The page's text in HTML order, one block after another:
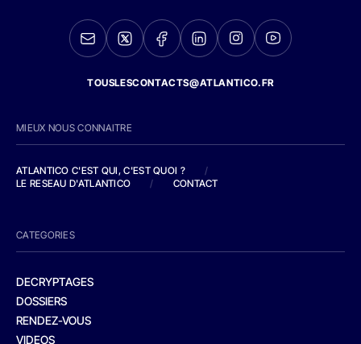
TOUSLESCONTACTS@ATLANTICO.FR
MIEUX NOUS CONNAITRE
ATLANTICO C'EST QUI, C'EST QUOI ?
/
LE RESEAU D'ATLANTICO
/ CONTACT
CATEGORIES
DECRYPTAGES
DOSSIERS
RENDEZ-VOUS
VIDEOS